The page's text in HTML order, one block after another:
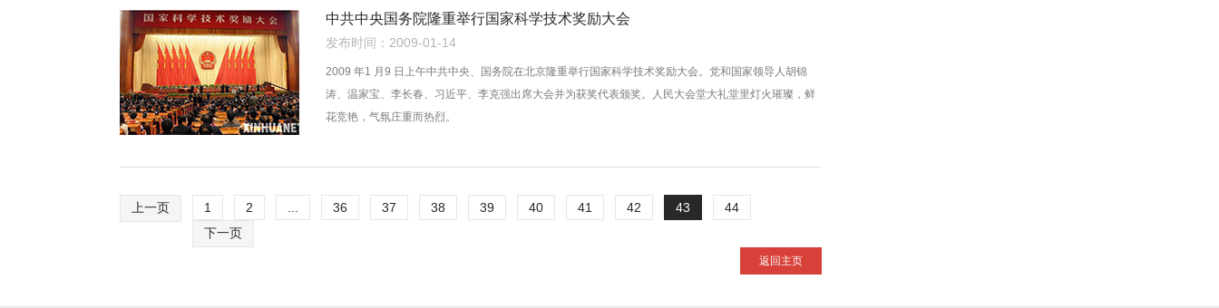
中共中央国务院隆重举行国家科学技术奖励大会
发布时间：2009-01-14
2009 年1 月9 日上午中共中央、国务院在北京隆重举行国家科学技术奖励大会。党和国家领导人胡锦
涛、温家宝、李长春、习近平、李克强出席大会并为获奖代表颁奖。人民大会堂大礼堂里灯火璀璨，鲜
花竞艳，气氛庄重而热烈。
上一页 1 2 36 37 38 39 40 41 42 43
44
下一页
返回主页